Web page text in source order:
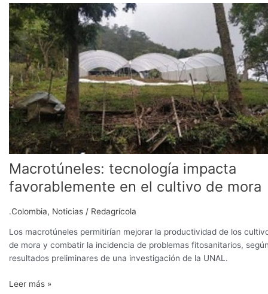
Macrotúneles: tecnología impacta
favorablemente en el cultivo de mora
.Colombia, Noticias / Redagrícola
Los macrotúneles permitirían mejorar la productividad de los
de mora y combatir la incidencia de problemas fitosanitarios,
resultados preliminares de una investigación de la UNAL.
Macrotúneles:
tecnología
impacta
favorablemente
en
el
cultivo
de
mora
Leer más »